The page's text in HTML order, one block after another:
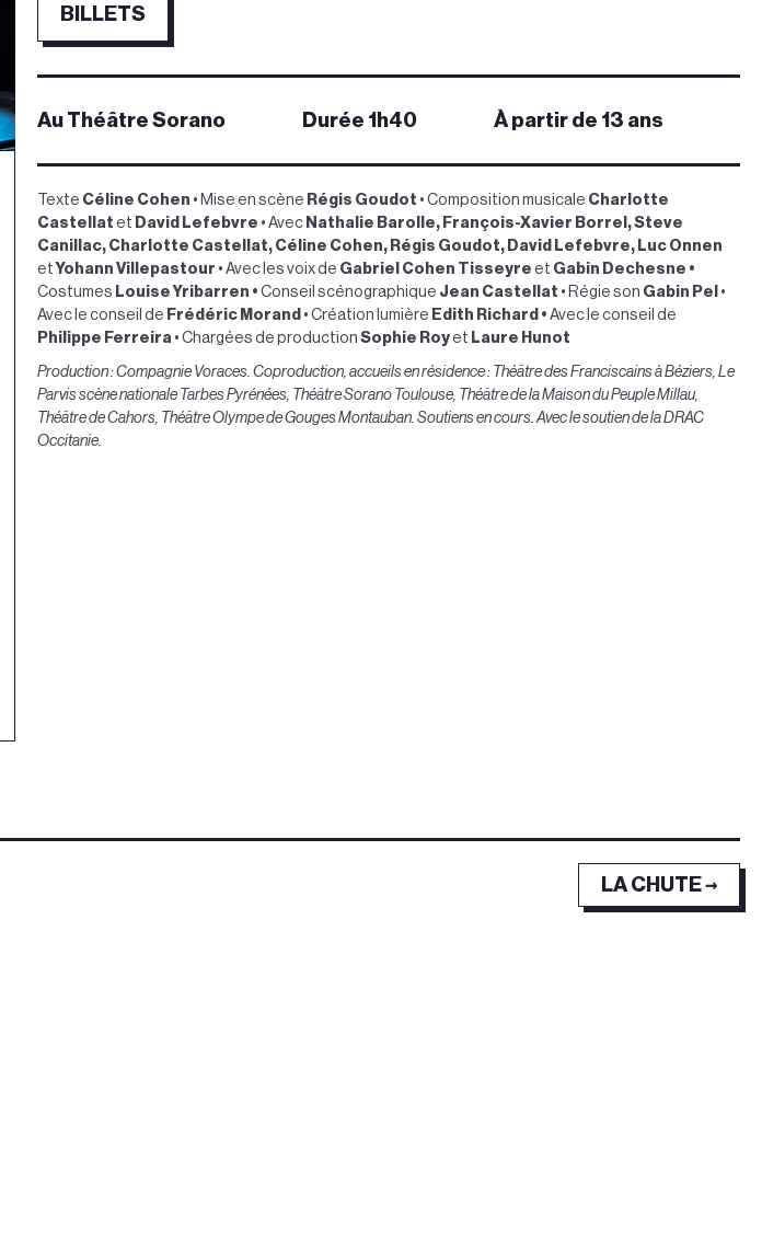
BILLETS
Au Théâtre Sorano Durée 1h40 À partir de 13 ans
Texte Céline Cohen • Mise en scène Régis Goudot • Composition musicale Charlotte
Castellat et David Lefebvre • Avec Nathalie Barolle, François-Xavier Borrel, Steve
Canillac, Charlotte Castellat, Céline Cohen, Régis Goudot, David Lefebvre, Luc Onnen
et Yohann Villepastour • Avec les voix de Gabriel Cohen Tisseyre et Gabin Dechesne •
Costumes Louise Yribarren • Conseil scénographique Jean Castellat • Régie son Gabin Pel •
Avec le conseil de Frédéric Morand • Création lumière Edith Richard • Avec le conseil de
Philippe Ferreira • Chargées de production Sophie Royet Laure Hunot
Production : Compagnie Voraces. Coproduction, accueils en résidence : Théâtre des Franciscains à Béziers, Le
Parvis scène nationale Tarbes Pyrénées, Théâtre Sorano Toulouse, Théâtre de la Maison du Peuple Millau,
Théâtre de Cahors, Théâtre Olympe de Gouges Montauban. Soutiens en cours.Avec le soutien de la DRAC
Occitanie.
LA CHUTE →